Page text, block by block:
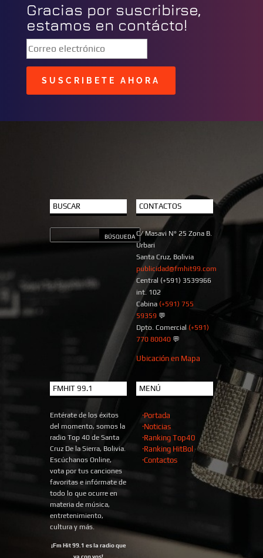
Gracias por suscribirse,
estamos en contácto!
SUSCRIBETE AHORA
BUSCAR CONTACTOS
C/ Masavi N° 25 Zona B.
Urbari
Santa Cruz, Bolivia
publicidad@fmhit99.com
Central (+591) 3539966
int. 102
Cabina (+591) 755
59359💬
Dpto. Comercial (+591)
770 80040💬
Ubicación en Mapa
FMHIT 99.1
Entérate de los éxitos
del momento, somos la
radio Top 40 de Santa
Cruz De la Sierra, Bolivia.
Escúchanos Online,
vota por tus canciones
favoritas e infórmate de
todo lo que ocurre en
materia de música,
entretenimiento,
cultura y más.
¡Fm Hit 99.1 es la radio que
va con vos!
MENÚ
·Portada
·Noticias
·Ranking Top40
·Ranking HitBol
·Contactos